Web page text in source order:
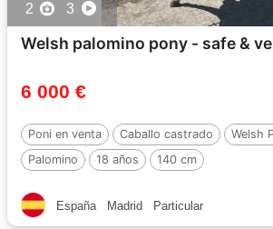
2 3
Welsh palomino pony - safe &
6 000 €
Poni en venta Caballo castrado
Welsh
Palomino
18 años 140 cm
España Madrid Particular